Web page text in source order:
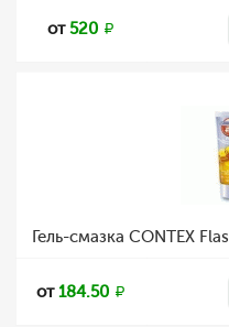
от520
Гель-смазка CONTEX
от184.50